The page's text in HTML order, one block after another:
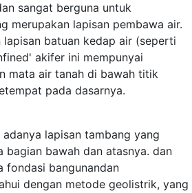
sangat berguna untuk
merupakan lapisan pembawa air.
batuan kedap air (seperti
akifer ini mempunyai
mata air tanah di bawah titik
pada dasarnya.
lapisan tambang yang
bawah dan atasnya. dan
fondasi bangunandan
dengan metode geolistrik, yang